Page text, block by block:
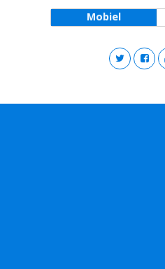
Mobiel